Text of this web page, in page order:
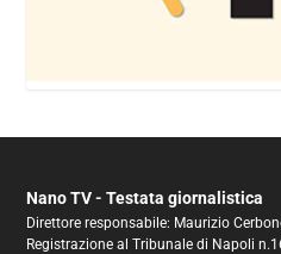
Nano TV - Testata giornalistica
Direttore responsabile: Maurizio
Registrazione al Tribunale di Napoli